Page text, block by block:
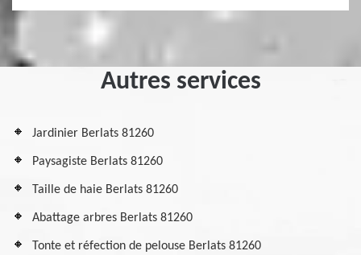
Autres services
Jardinier Berlats 81260
Paysagiste Berlats 81260
Taille de haie Berlats 81260
Abattage arbres Berlats 81260
Tonte et réfection de pelouse Berlats 81260